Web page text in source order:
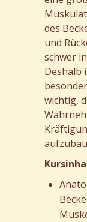
des
und
schwer
Deshalb
wichtig,